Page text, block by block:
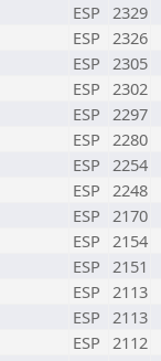
ESP 2329
ESP 2326
ESP 2305
ESP 2302
ESP 2297
ESP 2280
ESP 2254
ESP 2248
ESP 2170
ESP 2154
ESP 2151
ESP 2113
ESP 2113
ESP 2112